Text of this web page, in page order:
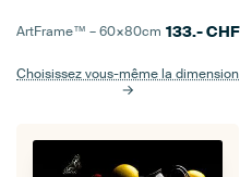
ArtFrame™ –60×80cm 133.-CHF
Choisissez vous-même la dimension